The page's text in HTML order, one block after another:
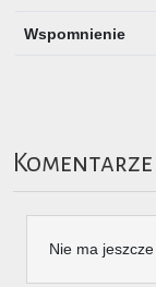
Wspomnienie
Komentarze
Nie ma